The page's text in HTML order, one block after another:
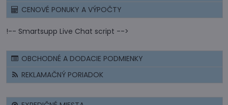
CENOVÉ PONUKY A VÝPOČTY
!-- Smartsupp Live Chat script -->
OBCHODNÉ A DODACIE PODMIENKY
REKLAMAČNÝ PORIADOK